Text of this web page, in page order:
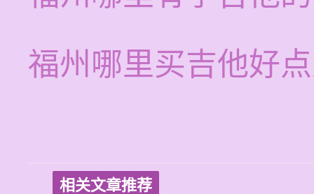
福州哪里买吉他好
相关文章推荐